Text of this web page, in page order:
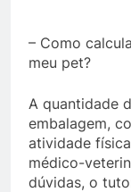
– Como
meu pet?
A quantidade
embalagem,
atividade
médico-
dúvidas, o